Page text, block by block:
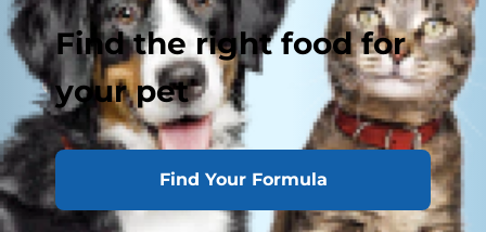
Find the right food for
your pet
Find Your Formula